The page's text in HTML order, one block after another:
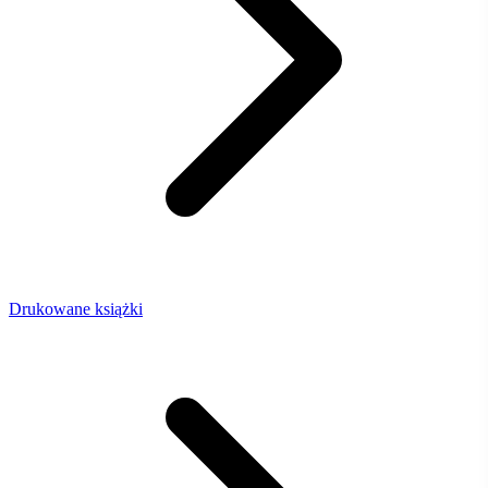
Drukowane książki